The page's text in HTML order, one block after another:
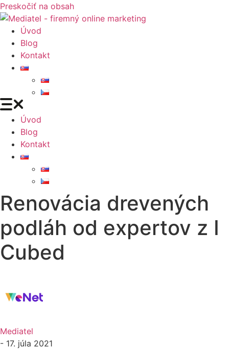
Preskočiť na obsah
Úvod
Blog
Kontakt
Úvod
Blog
Kontakt
Renovácia drevených
podláh od expertov z I
Cubed
Mediatel
- 17. júla 2021